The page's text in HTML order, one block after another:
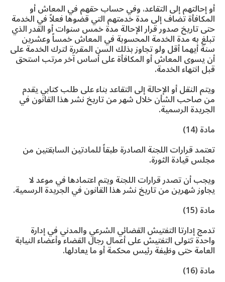
أو إحالتهم إلى التقاعد، وفي حساب حقهم في المعاش أو
المكافأة تضاف إلى مدة خدمتهم التي قضوها فعلاً في الخدمة
حتى تاريخ صدور قرار الإحالة مدة خمس سنوات أو القدر الذي
تبلغ به مدة الخدمة المحسوبة في المعاش خمساً وعشرين
سنة أيهما أقل ولو تجاوز بذلك السن المقررة لترك الخدمة على
أن يسوى المعاش أو المكافأة على أساس آخر مرتب استحق
قبل انتهاء الخدمة.
ويتم النقل أو الإحالة إلى التقاعد بناء على طلب كتابي يقدم
من صاحب الشأن خلال شهر من تاريخ نشر هذا القانون في
الجريدة الرسمية.
مادة (14)
تعتمد قرارات اللجنة الصادرة طبقاً للمادتين السابقتين من
مجلس قيادة الثورة.
ويجب أن تصدر قرارات اللجنة ويتم اعتمادها في موعد لا
يجاوز شهرين من تاريخ نشر هذا القانون في الجريدة الرسمية.
مادة (15)
تدمج إدارتا التفتيش القضائي الشرعي والمدني في إدارة
واحدة تتولى التفتيش على أعمال رجال القضاء وأعضاء النيابة
العامة حتى وظيفة رئيس محكمة أو ما يعادلها.
مادة (16)